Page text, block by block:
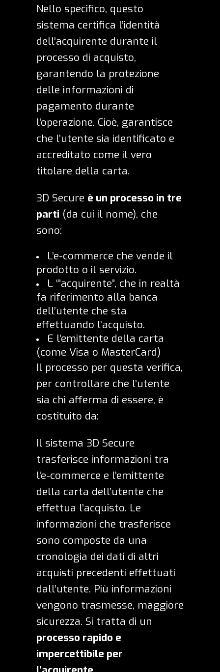
Nello specifico, questo
sistema certifica l’identità
dell’acquirente durante il
processo di acquisto,
garantendo la protezione
delle informazioni di
pagamento durante
l’operazione. Cioè, garantisce
che l’utente sia identificato e
accreditato come il vero
titolare della carta.
3D Secure è un processo in tre
parti (da cui il nome), che
sono:
L’e-commerce che vende il
prodotto o il servizio.
L ‘”acquirente”, che in realtà
fa riferimento alla banca
dell’utente che sta
effettuando l’acquisto.
E l’emittente della carta
(come Visa o MasterCard)
Il processo per questa verifica,
per controllare che l’utente
sia chi afferma di essere, è
costituito da:
Il sistema 3D Secure
trasferisce informazioni tra
l’e-commerce e l’emittente
della carta dell’utente che
effettua l’acquisto. Le
informazioni che trasferisce
sono composte da una
cronologia dei dati di altri
acquisti precedenti effettuati
dall’utente. Più informazioni
vengono trasmesse, maggiore
sicurezza. Si tratta di un
processo rapido e
impercettibile per